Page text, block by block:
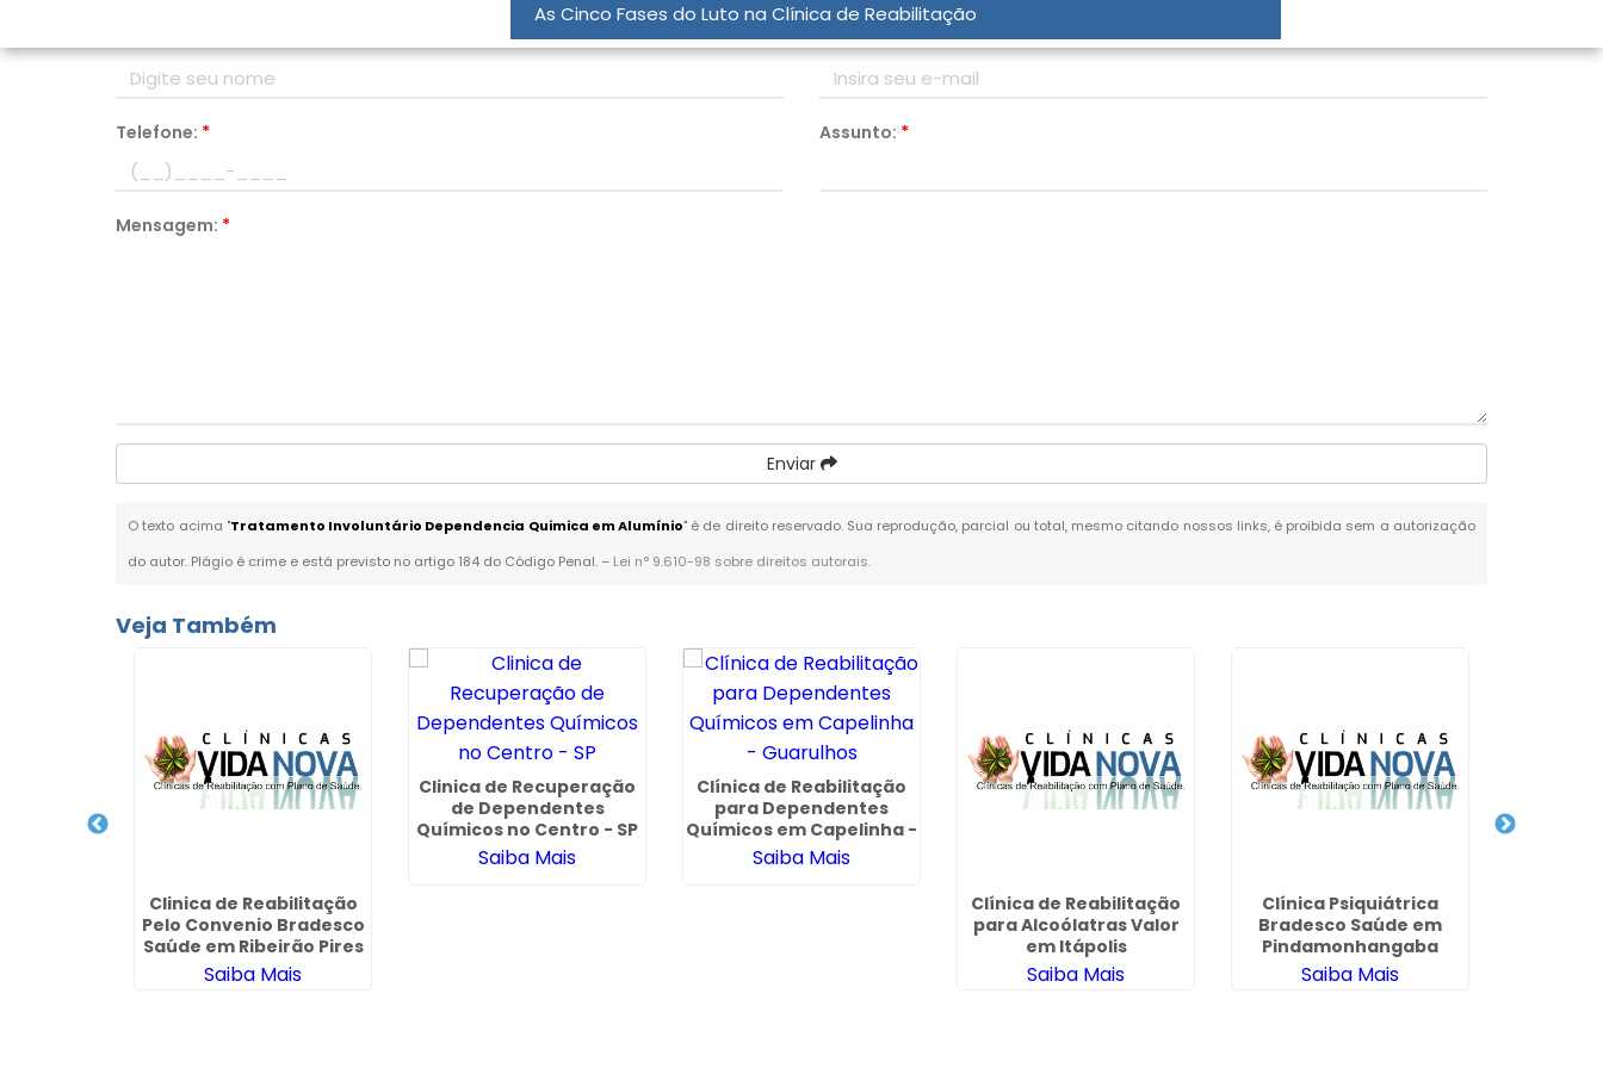
As Cinco Fases do Luto na Clínica de Reabilitação
Email:*
Telefone: * Assunto: *
Mensagem: *
Enviar
O texto acima "Tratamento Involuntário Dependencia Quimica em Alumínio" é de direito reservado. Sua reprodução, parcial ou total, mesmo citando nossos links, é proibida sem a autorização
do autor. Plágio é crime e está previsto no artigo 184 do Código Penal. – Lei n° 9.610-98 sobre direitos autorais.
Veja Também
Clinica de Reabilitação
Pelo Convenio Bradesco
Saúde em Ribeirão Pires
Saiba Mais
Clinica de Recuperação
de Dependentes
Químicos no Centro - SP
Saiba Mais
Clínica de Reabilitação
para Dependentes
Químicos em Capelinha -
Guarulhos
Saiba Mais
Clínica de Reabilitação
para Alcoólatras Valor
em Itápolis
Saiba Mais
Clínica Psiquiátrica
Bradesco Saúde em
Pindamonhangaba
Saiba Mais